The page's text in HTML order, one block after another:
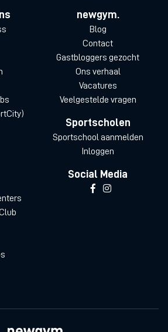
newgym.
Blog
Contact
Gastbloggers gezocht
Ons verhaal
Vacatures
Veelgestelde vragen
Sportscholen
Sportschool aanmelden
Inloggen
Social Media